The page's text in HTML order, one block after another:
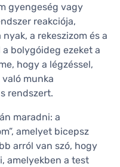
gyengeség vagy
reakciója,
a rekeszizom és a
bolygóideg ezeket a
hogy a légzéssel,
munka
rendszert.
maradni: a
amelyet bicepsz
arról van szó, hogy
amelyekben a test